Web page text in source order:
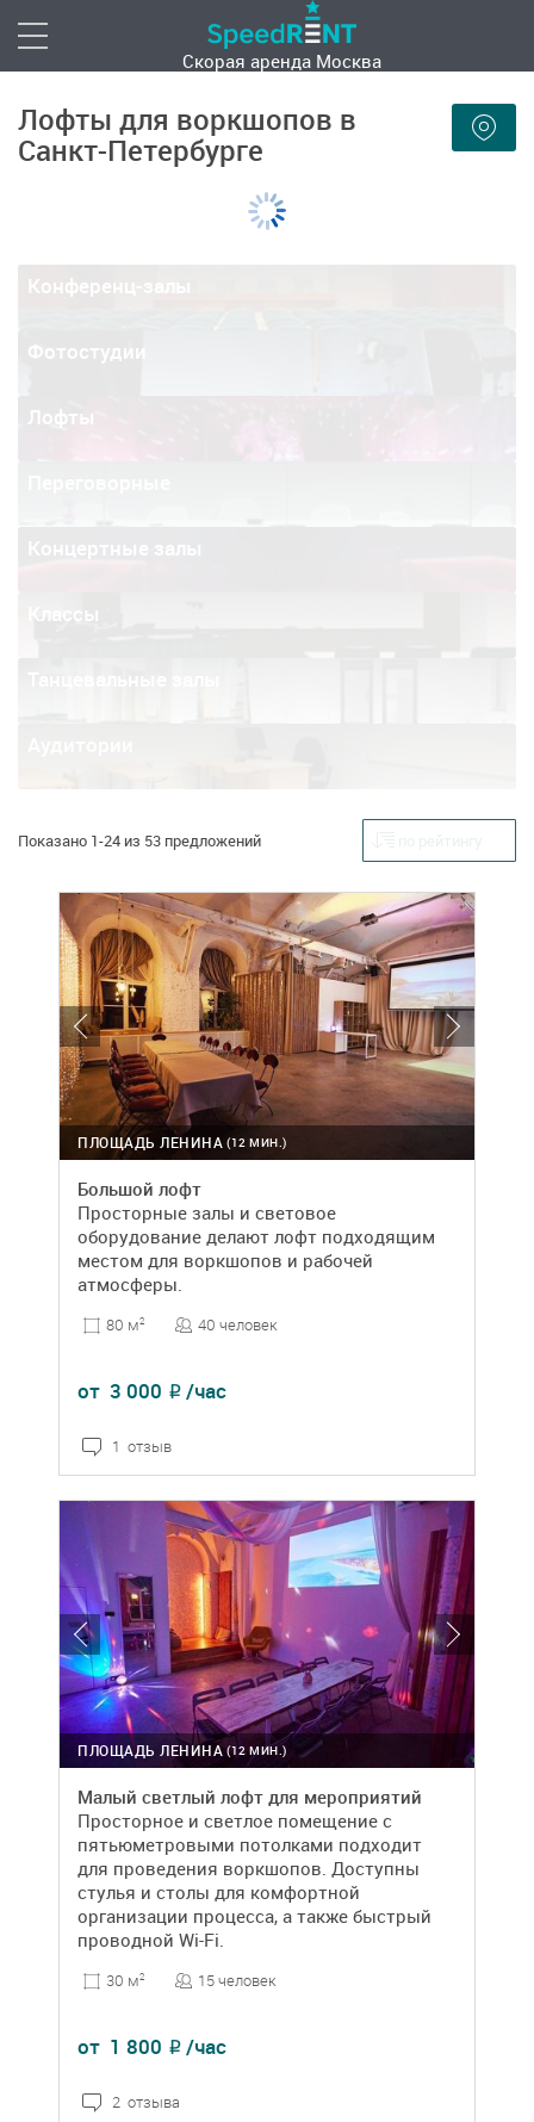
Скорая аренда Москва
Лофты для воркшопов в
Санкт-Петербурге
Конференц-залы
Фотостудии
Лофты
Классы
Показано 1-24 из 53 предложений
(12 МИН.)
ПЛОЩАДЬ ЛЕНИНА
Большой лофт
Просторные залы и световое
оборудование делают лофт подходящим
местом для воркшопов и рабочей
атмосферы.
80 м2 40 человек
от 3 000 ₽ /час
1 отзыв
(12 МИН.)
ПЛОЩАДЬ ЛЕНИНА
Малый светлый лофт для мероприятий
Просторное и светлое помещение с
пятьюметровыми потолками подходит
для проведения воркшопов. Доступны
стулья и столы для комфортной
организации процесса, а также быстрый
проводной Wi-Fi.
30 м2 15 человек
от 1 800 ₽ /час
2 отзыва